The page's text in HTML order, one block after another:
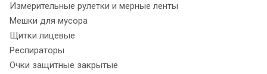
Измерительные рулетки и мерные ленты
Мешки для мусора
Щитки лицевые
Респираторы
Очки защитные закрытые